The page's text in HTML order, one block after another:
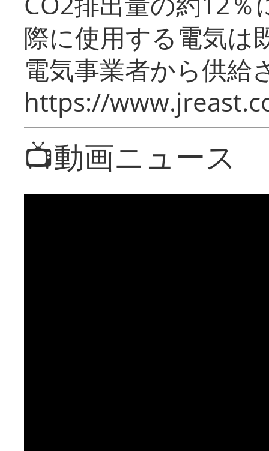
際に使用する電気は
電気事業者から供給
https://
📺動画ニュース